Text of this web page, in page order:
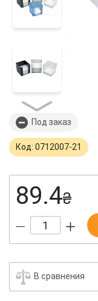
Под заказ
Код: 0712007-21
89.4₴
В сравнения